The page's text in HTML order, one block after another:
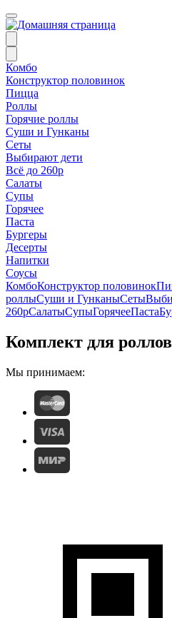
Комбо
Конструктор половинок
Пицца
Роллы
Горячие роллы
Суши и Гунканы
Сеты
Выбирают дети
Всё до 260р
Салаты
Супы
Горячее
Паста
Бургеры
Десерты
Напитки
Соусы
КомбоКонструктор половинок
роллыСуши и ГунканыСеты
260рСалатыСупыГорячееПаста
Комплект для роллов
Мы принимаем: